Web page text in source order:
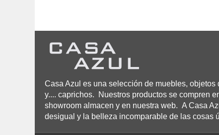
Casa Azul es una selección de muebles,
y.... caprichos. Nuestros productos se compren
showroom almacen y en nuestra web. A Casa
desigual y la belleza incomparable de las cosas